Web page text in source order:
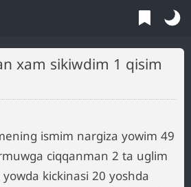
ismim nargiza yowim 49
ciqqanman 2 ta uglim
kickinasi 20 yoshda